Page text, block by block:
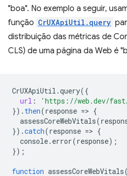
"boa". No exemplo a seguir,
função CrUXApiUtil.query
distribuição das métricas de
CLS) de uma página da Web é
CrUXApiUtil .query({
url :
'https://web.dev/
}). then(response => {
assessCoreWebVitals(
}).catch(response => {
console. error(response);
});
function assessCoreWebVitals(